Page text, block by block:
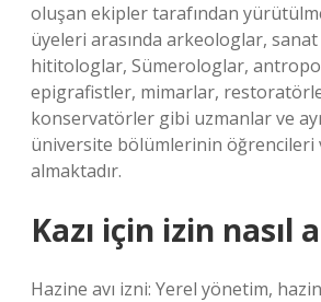
oluşan ekipler tarafından
üyeleri arasında arkeologlar,
hititologlar, Sümerologlar,
epigrafistler, mimarlar,
konservatörler gibi uzmanlar ve
üniversite bölümlerinin öğrencileri
almaktadır.
Kazı için izin nasıl
Hazine avı izni: Yerel yönetim,